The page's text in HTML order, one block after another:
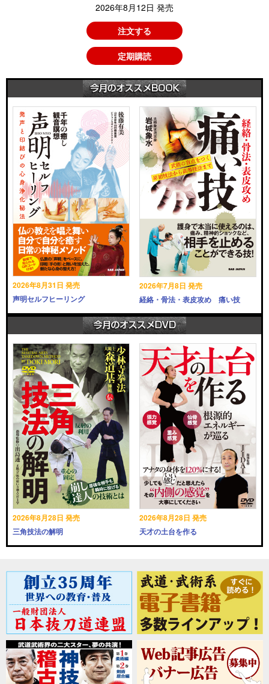
2026年8月12日 発売
注文する
定期購読
2026年8月31日 発売
声明セルフヒーリング
2026年7月8日 発売
経絡・骨法・表皮攻め 痛い技
2026年8月28日 発売
三角技法の解明
2026年8月28日 発売
天才の土台を作る